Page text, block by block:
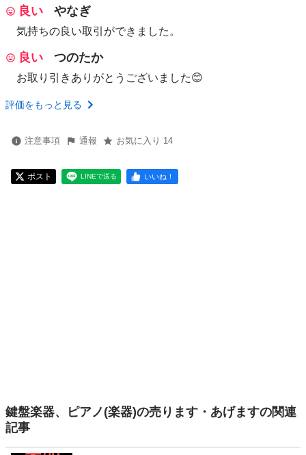
良い やなぎ
気持ちの良い取引ができました。
良い つのたか
お取り引きありがとうございました😊
評価をもっと見る
注意事項 通報 お気に入り 14
ポスト LINEで送る いいね！
鍵盤楽器、ピアノ(楽器)の売ります・あげますの関連
記事